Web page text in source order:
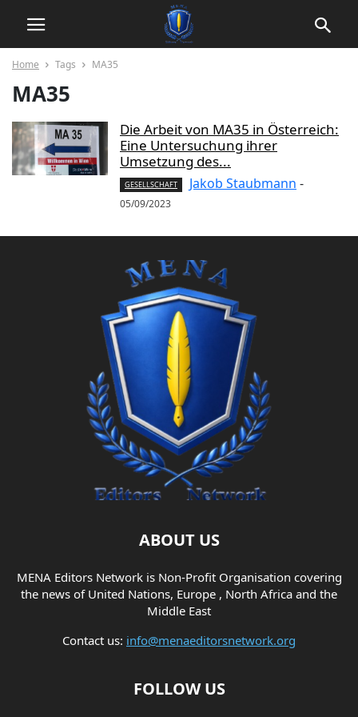
Home Tags MA35
MA35
Die Arbeit von MA35 in Österreich:
Eine Untersuchung ihrer
Umsetzung des...
GESELLSCHAFT Jakob Staubmann -
05/09/2023
ABOUT US
MENA Editors Network is Non-Profit Organisation covering
the news of United Nations, Europe , North Africa and the
Middle East
Contact us: info@menaeditorsnetwork.org
FOLLOW US